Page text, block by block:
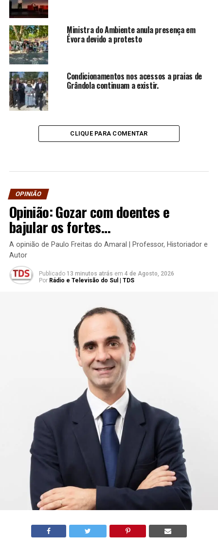
Ministra do Ambiente anula presença em
Évora devido a protesto
Condicionamentos nos acessos a praias de
Grândola continuam a existir.
CLIQUE PARA COMENTAR
OPINIÃO
Opinião: Gozar com doentes e
bajular os fortes…
A opinião de Paulo Freitas do Amaral | Professor, Historiador e
Autor
Publicado 13 minutos atrás em 4 de Agosto, 2026
Por Rádio e Televisão do Sul | TDS